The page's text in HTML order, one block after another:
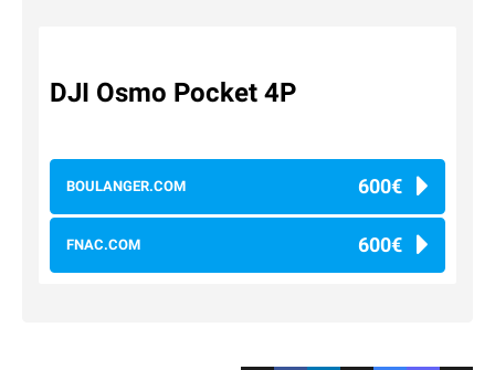
DJI Osmo Pocket 4P
BOULANGER.COM 600€
FNAC.COM 600€